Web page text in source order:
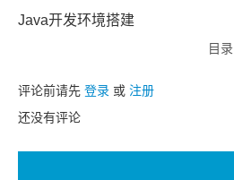
Java开发环境搭建
目录
评论前请先 登录 或 注册
还没有评论